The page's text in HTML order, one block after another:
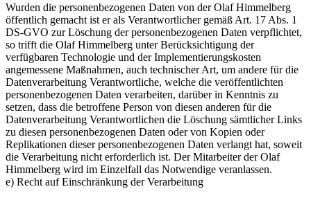
Wurden die personenbezogenen Daten von der Olaf Himmelberg
öffentlich gemacht ist er als Verantwortlicher gemäß Art. 17 Abs. 1
DS-GVO zur Löschung der personenbezogenen Daten verpflichtet,
so trifft die Olaf Himmelberg unter Berücksichtigung der
verfügbaren Technologie und der Implementierungskosten
angemessene Maßnahmen, auch technischer Art, um andere für die
Datenverarbeitung Verantwortliche, welche die veröffentlichten
personenbezogenen Daten verarbeiten, darüber in Kenntnis zu
setzen, dass die betroffene Person von diesen anderen für die
Datenverarbeitung Verantwortlichen die Löschung sämtlicher Links
zu diesen personenbezogenen Daten oder von Kopien oder
Replikationen dieser personenbezogenen Daten verlangt hat, soweit
die Verarbeitung nicht erforderlich ist. Der Mitarbeiter der Olaf
Himmelberg wird im Einzelfall das Notwendige veranlassen.
e) Recht auf Einschränkung der Verarbeitung